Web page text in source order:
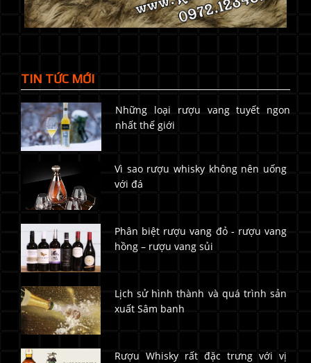
TIN TỨC MỚI
Những loại rượu vang tuyết ngon
nhất thế giới
Vì sao rượu whisky không nên uống
với đá
Phân biệt rượu vang đỏ - rượu vang
hồng – rượu vang sủi
Lịch sử hình thành và quá trình sản
xuất Sâm banh
Rượu Whisky rất đặc trưng với vị